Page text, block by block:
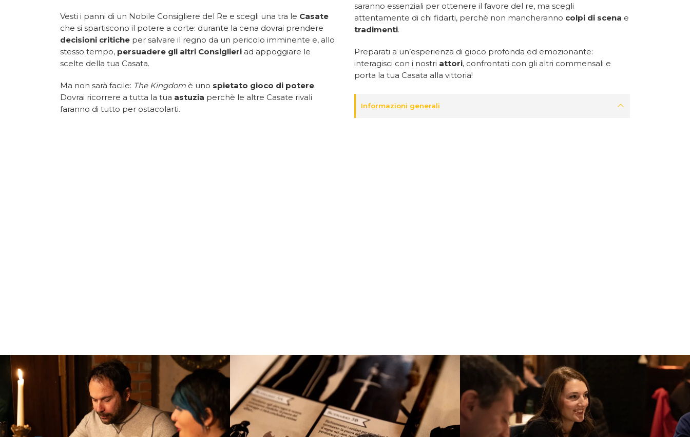
Vesti i panni di un Nobile Consigliere del Re e scegli una tra le Casate
che si spartiscono il potere a corte: durante la cena dovrai prendere
decisioni critiche per salvare il regno da un pericolo imminente e, allo
stesso tempo, persuadere gli altri Consiglieri ad appoggiare le
scelte della tua Casata.
Ma non sarà facile: The Kingdom è uno spietato gioco di potere.
Dovrai ricorrere a tutta la tua astuzia perchè le altre Casate rivali
faranno di tutto per ostacolarti.
saranno essenziali per ottenere il favore del re, ma scegli
attentamente di chi fidarti, perchè non mancheranno colpi di scena e
tradimenti.
Preparati a un’esperienza di gioco profonda ed emozionante:
interagisci con i nostri attori, confrontati con gli altri commensali e
porta la tua Casata alla vittoria!
Informazioni generali